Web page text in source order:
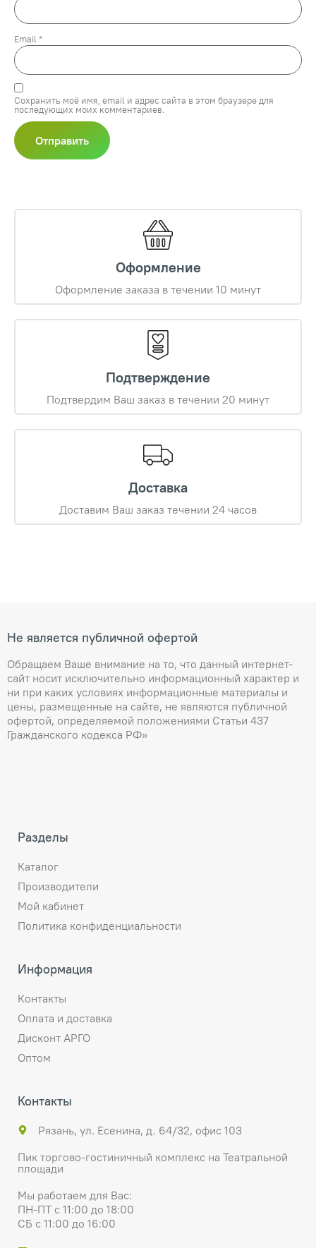
Email *
Сохранить моё имя, email и адрес сайта в этом браузере для
последующих моих комментариев.
Оформление
Оформление заказа в течении 10 минут
Подтверждение
Подтвердим Ваш заказ в течении 20 минут
Доставка
Доставим Ваш заказ течении 24 часов
Не является публичной офертой
Обращаем Ваше внимание на то, что данный интернет-
сайт носит исключительно информационный характер и
ни при каких условиях информационные материалы и
цены, размещенные на сайте, не являются публичной
офертой, определяемой положениями Статьи 437
Гражданского кодекса РФ»
Разделы
Каталог
Производители
Мой кабинет
Политика конфиденциальности
Информация
Контакты
Оплата и доставка
Дисконт АРГО
Оптом
Контакты
Рязань, ул. Есенина, д. 64/32, офис 103
Пик торгово-гостиничный комплекс на Театральной
площади
Мы работаем для Вас:
ПН-ПТ с 11:00 до 18:00
СБ с 11:00 до 16:00